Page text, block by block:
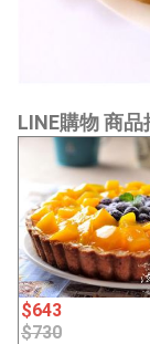
LINE購物 商品
$643
$730